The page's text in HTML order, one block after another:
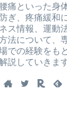
痛といった身
ぎ、疼痛緩和
ス情報、運動
法について、
での経験をも
説していきます